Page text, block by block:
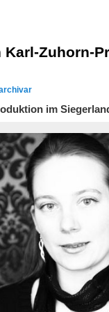
Zuhorn-
im